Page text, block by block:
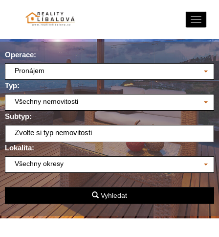
Operace:
Pronájem
Typ:
Všechny nemovitosti
Subtyp:
Zvolte si typ nemovitosti
Lokalita:
Všechny okresy
Vyhledat